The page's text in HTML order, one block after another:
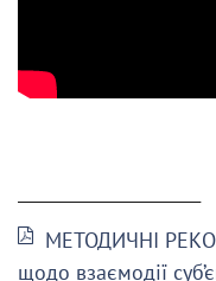
МЕТОДИЧНІ
щодо взаємодії